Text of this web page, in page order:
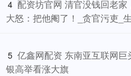
4 配资坊官网 清官没钱回老
大怒：把他阉了！_贪官污吏_
5 亿鑫网配资 东南亚互联网
银高举看涨大旗